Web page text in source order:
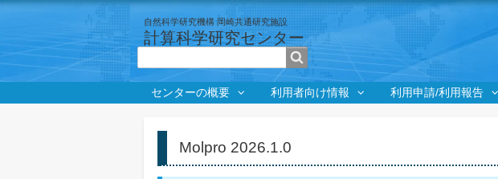
自然科学研究機構 岡崎共通研究施設
計算科学研究センター
センターの概要 利用者向け情報 利用申請/利用報告
Molpro 2026.1.0